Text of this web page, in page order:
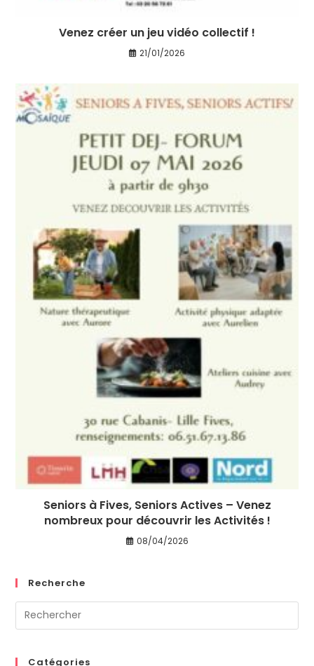
Venez créer un jeu vidéo collectif !
21/01/2026
Seniors à Fives, Seniors Actives – Venez
nombreux pour découvrir les Activités !
08/04/2026
Recherche
Catégories